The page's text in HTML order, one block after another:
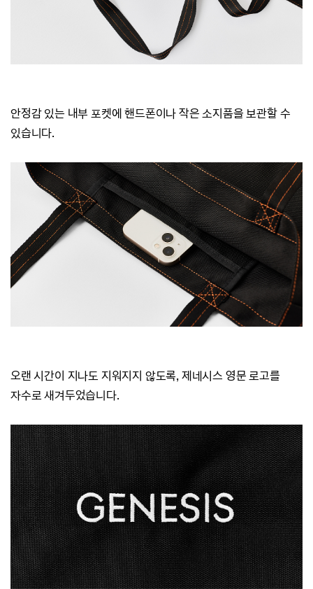
안정감 있는 내부 포켓에 핸드폰이나 작은 소지품을 보관할 수
있습니다.
오랜 시간이 지나도 지워지지 않도록, 제네시스 영문 로고를
자수로 새겨두었습니다.